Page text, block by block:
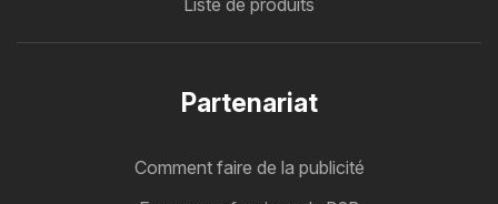
Liste de produits
Partenariat
Comment faire de la publicité